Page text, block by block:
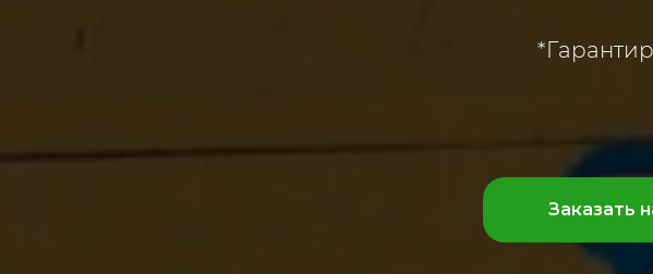
Заказать